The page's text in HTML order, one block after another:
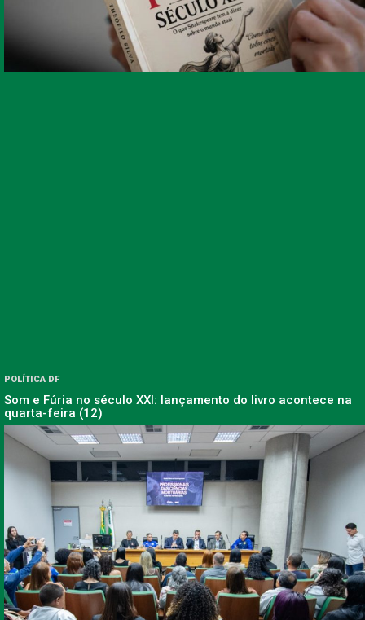
POLÍTICA DF
Som e Fúria no século XXI: lançamento do livro acontece na
quarta-feira (12)